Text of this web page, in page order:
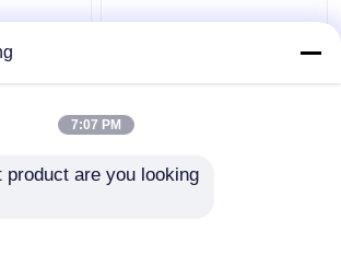
4
EPA
7:07 PM
product are you looking